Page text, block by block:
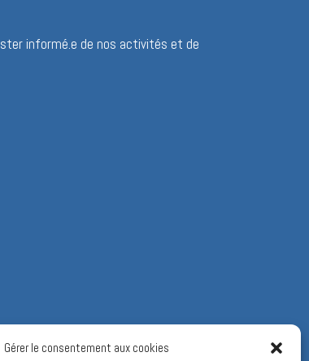
Gérer le consentement aux cookies
informé.e de nos activités et de